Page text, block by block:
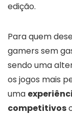
edição.
Para quem
gamers sem
sendo uma
os jogos mais
uma
competitivos